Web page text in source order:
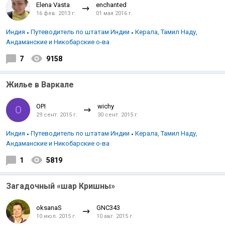
Elena Vasta
16 фев. 2013 г.
enchanted
01 мая 2016 г.
Индия Путеводитель по штатам Индии
Керала, Тамил Наду,
Андаманские и Никобарские о-ва
7 9158
Жилье в Варкале
O OPI
29 сент. 2015 г.
wichy
30 сент. 2015 г.
Индия Путеводитель по штатам Индии
Керала, Тамил Наду,
Андаманские и Никобарские о-ва
1 5819
Загадочный «шар Кришны»
oksanaS
10 июл. 2015 г.
GNC343
10 авг. 2015 г.